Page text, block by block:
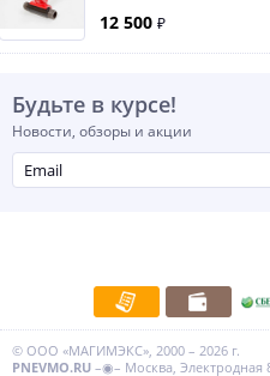
12 500 ₽
Будьте в курсе!
Новости, обзоры и акции
© ООО «МАГИМЭКС», 2000 – 2026 г.
PNEVMO.RU –◉– Москва, Электродная